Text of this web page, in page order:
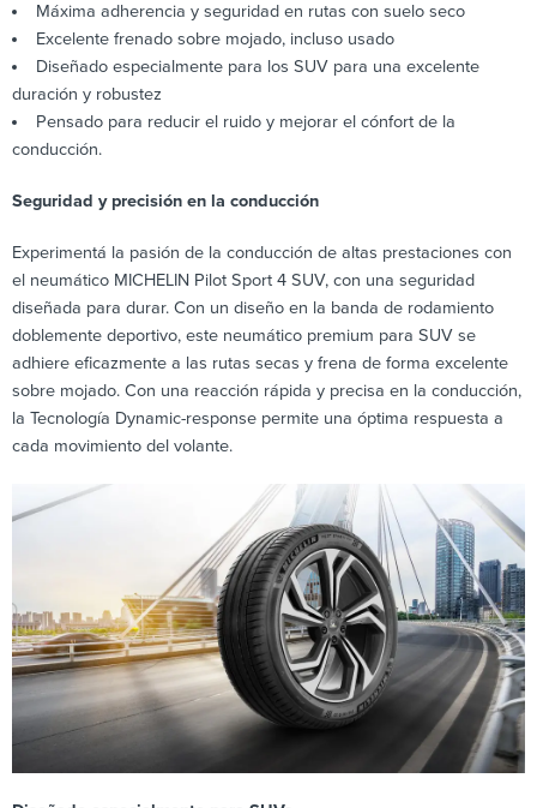
Máxima adherencia y seguridad en rutas con suelo seco
Excelente frenado sobre mojado, incluso usado
Diseñado especialmente para los SUV para una excelente
duración y robustez
Pensado para reducir el ruido y mejorar el cónfort de la
conducción.
Seguridad y precisión en la conducción
Experimentá la pasión de la conducción de altas prestaciones con
el neumático MICHELIN Pilot Sport 4 SUV, con una seguridad
diseñada para durar. Con un diseño en la banda de rodamiento
doblemente deportivo, este neumático premium para SUV se
adhiere eficazmente a las rutas secas y frena de forma excelente
sobre mojado. Con una reacción rápida y precisa en la conducción,
la Tecnología Dynamic-response permite una óptima respuesta a
cada movimiento del volante.